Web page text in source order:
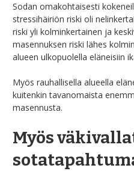
Sodan omakohtaisesti
stressihäiriön riski oli
riski yli kolminkertainen ja
masennuksen riski lähes
alueen ulkopuolella eläneisiin
Myös rauhallisella alueella
kuitenkin tavanomaista
masennusta.
Myös